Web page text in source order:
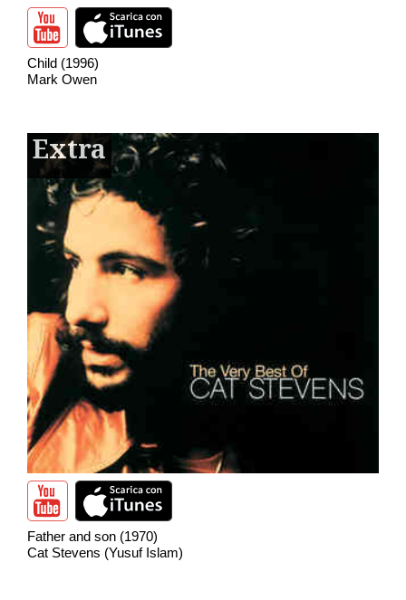
Child (1996)
Mark Owen
Extra
Father and son (1970)
Cat Stevens (Yusuf Islam)